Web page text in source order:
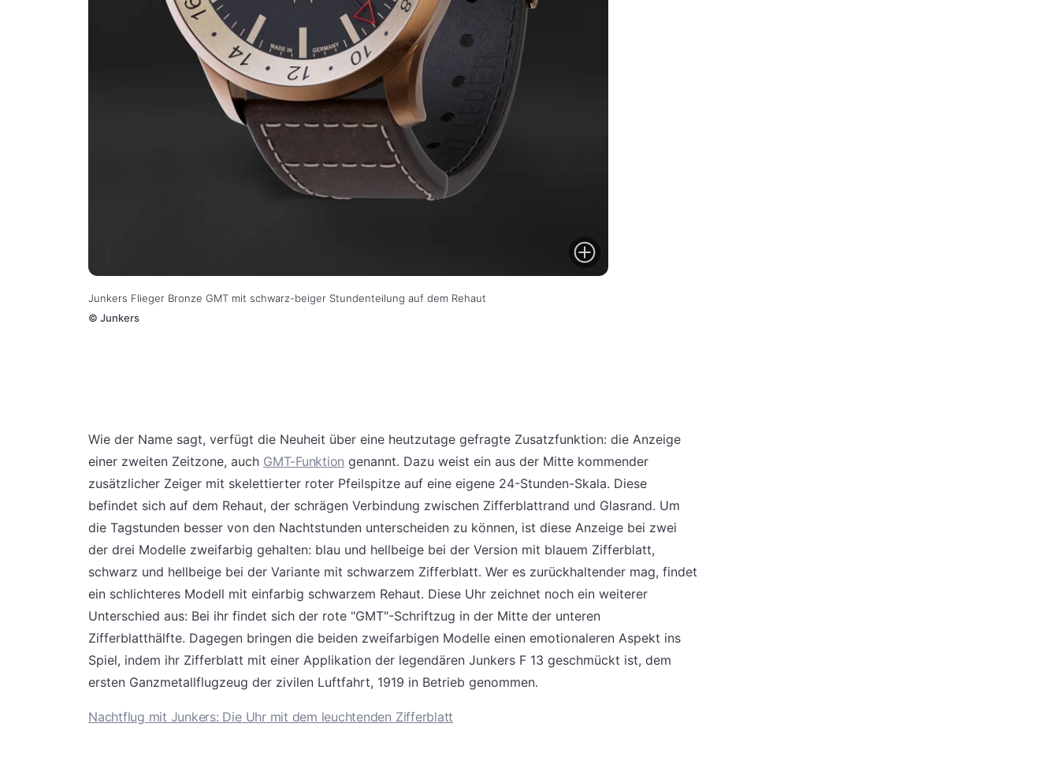
Junkers Flieger Bronze GMT mit schwarz-beiger Stundenteilung auf dem Rehaut
© Junkers
Wie der Name sagt, verfügt die Neuheit über eine heutzutage gefragte Zusatzfunktion: die Anzeige
einer zweiten Zeitzone, auch GMT-Funktion genannt. Dazu weist ein aus der Mitte kommender
zusätzlicher Zeiger mit skelettierter roter Pfeilspitze auf eine eigene 24-Stunden-Skala. Diese
befindet sich auf dem Rehaut, der schrägen Verbindung zwischen Zifferblattrand und Glasrand. Um
die Tagstunden besser von den Nachtstunden unterscheiden zu können, ist diese Anzeige bei zwei
der drei Modelle zweifarbig gehalten: blau und hellbeige bei der Version mit blauem Zifferblatt,
schwarz und hellbeige bei der Variante mit schwarzem Zifferblatt. Wer es zurückhaltender mag, findet
ein schlichteres Modell mit einfarbig schwarzem Rehaut. Diese Uhr zeichnet noch ein weiterer
Unterschied aus: Bei ihr findet sich der rote "GMT"-Schriftzug in der Mitte der unteren
Zifferblatthälfte. Dagegen bringen die beiden zweifarbigen Modelle einen emotionaleren Aspekt ins
Spiel, indem ihr Zifferblatt mit einer Applikation der legendären Junkers F 13 geschmückt ist, dem
ersten Ganzmetallflugzeug der zivilen Luftfahrt, 1919 in Betrieb genommen.
Nachtflug mit Junkers: Die Uhr mit dem leuchtenden Zifferblatt